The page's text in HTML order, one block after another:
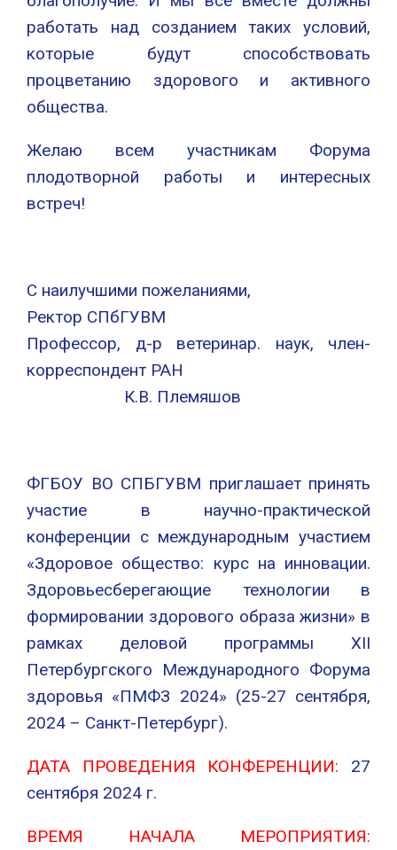
работать над созданием таких условий,
которые будут способствовать
процветанию здорового и активного
общества.
Желаю всем участникам Форума
плодотворной работы и интересных
встреч!
С наилучшими пожеланиями,
Ректор СПбГУВМ
Профессор, д-р ветеринар. наук, член-
корреспондент РАН
К.В. Племяшов
ФГБОУ ВО СПБГУВМ приглашает принять
участие в научно-практической
конференции с международным участием
«Здоровое общество: курс на инновации.
Здоровьесберегающие технологии в
формировании здорового образа жизни» в
рамках деловой программы XII
Петербургского Международного Форума
здоровья «ПМФЗ 2024» (25-27 сентября,
2024 – Санкт-Петербург).
ДАТА ПРОВЕДЕНИЯ КОНФЕРЕНЦИИ: 27
сентября 2024 г.
ВРЕМЯ НАЧАЛА МЕРОПРИЯТИЯ: